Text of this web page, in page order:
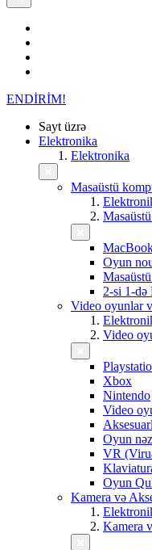
ENDİRİM!
Sayt üzrə
Elektronika
Elektronika
Masaüstü
Oyun
2-si 1-də
Video oyunlar
Video
Xbox
Nintendo
Video
Oyun
VR
Oyun
Kamera və
Kamera